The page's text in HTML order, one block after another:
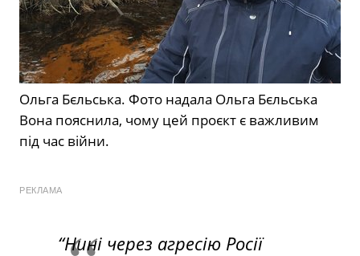
Ольга Бєльська. Фото надала Ольга Бєльська
Вона пояснила, чому цей проєкт є важливим
під час війни.
РЕКЛАМА
“Нині через агресію Росії